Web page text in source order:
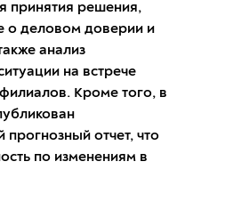
принятия решения,
о деловом доверии и
анализ
на встрече
Кроме того, в
прогнозный отчет, что
по изменениям в